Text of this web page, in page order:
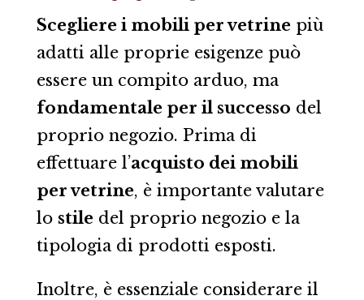
Scegliere i mobili per vetrinepiù
adatti alle proprie esigenze può
essere un compito arduo, ma
fondamentale per il successo del
proprio negozio. Prima di
effettuare l’acquisto dei mobili
per vetrine, è importante valutare
lo stiledel proprio negozio e la
tipologia di prodotti esposti.
Inoltre, è essenziale considerare il